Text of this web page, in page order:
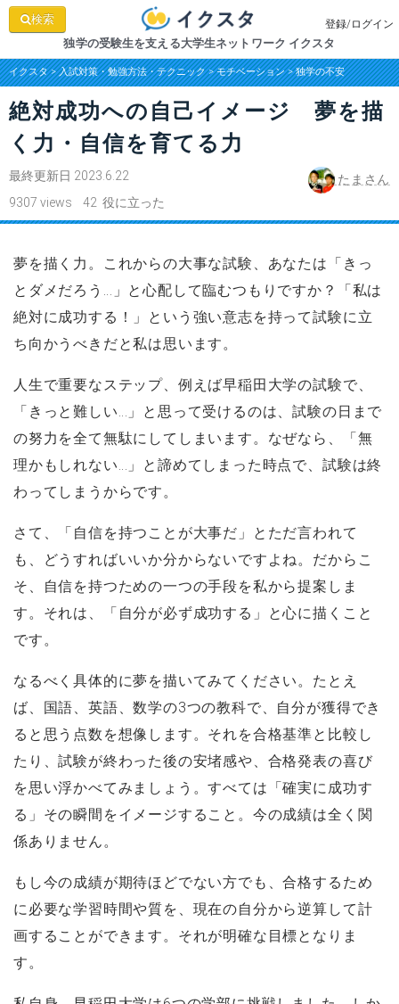
検索 登録/ログイン
独学の受験生を支える大学生ネットワーク イクスタ
イクスタ>入試対策・勉強方法・テクニック>モチベーション>独学の不安
絶対成功への自己イメージ 夢を描
く力・自信を育てる力
最終更新日 2023.6.22
たまさん
9307 views 42 役に立った
夢を描く力。これからの大事な試験、あなたは「きっ
とダメだろう…」と心配して臨むつもりですか？「私は
絶対に成功する！」という強い意志を持って試験に立
ち向かうべきだと私は思います。
人生で重要なステップ、例えば早稲田大学の試験で、
「きっと難しい…」と思って受けるのは、試験の日まで
の努力を全て無駄にしてしまいます。なぜなら、「無
理かもしれない…」と諦めてしまった時点で、試験は終
わってしまうからです。
さて、「自信を持つことが大事だ」とただ言われて
も、どうすればいいか分からないですよね。だからこ
そ、自信を持つための一つの手段を私から提案しま
す。それは、「自分が必ず成功する」と心に描くこと
です。
なるべく具体的に夢を描いてみてください。たとえ
ば、国語、英語、数学の3つの教科で、自分が獲得でき
ると思う点数を想像します。それを合格基準と比較し
たり、試験が終わった後の安堵感や、合格発表の喜び
を思い浮かべてみましょう。すべては「確実に成功す
る」その瞬間をイメージすること。今の成績は全く関
係ありません。
もし今の成績が期待ほどでない方でも、合格するため
に必要な学習時間や質を、現在の自分から逆算して計
画することができます。それが明確な目標となりま
す。